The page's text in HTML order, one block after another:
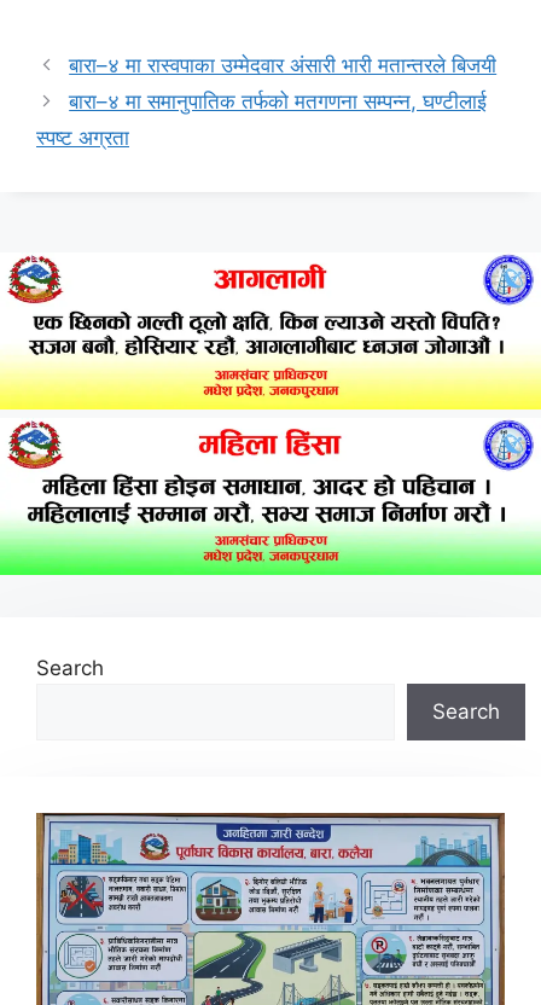
बारा–४ मा रास्वपाका उम्मेदवार अंसारी भारी मतान्तरले बिजयी
बारा–४ मा समानुपातिक तर्फको मतगणना सम्पन्न, घण्टीलाई
स्पष्ट अग्रता
Search
Search